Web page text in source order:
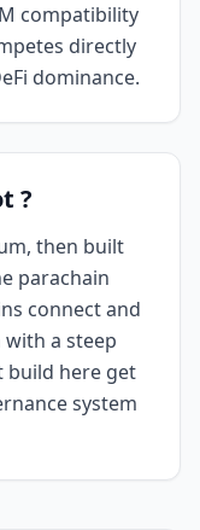
compatibility
directly
dominance.
?
then built
parachain
connect and
a steep
build here get
system